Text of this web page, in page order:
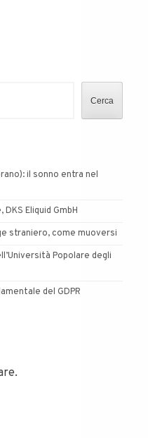
Cerca
il sonno entra nel
Eliquid GmbH
straniero, come muoversi
Popolare degli
del GDPR